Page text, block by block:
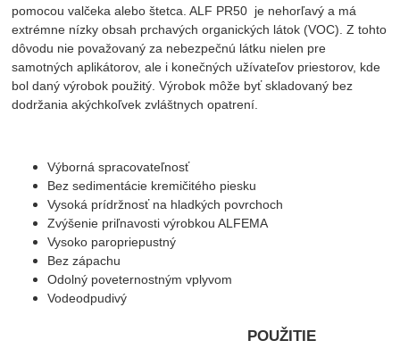
pomocou valčeka alebo štetca. ALF PR50 je nehorľavý a má
extrémne nízky obsah prchavých organických látok (VOC). Z tohto
dôvodu nie považovaný za nebezpečnú látku nielen pre
samotných aplikátorov, ale i konečných užívateľov priestorov, kde
bol daný výrobok použitý. Výrobok môže byť skladovaný bez
dodržania akýchkoľvek zvláštnych opatrení.
Výborná spracovateľnosť
Bez sedimentácie kremičitého piesku
Vysoká prídržnosť na hladkých povrchoch
Zvýšenie priľnavosti výrobkou ALFEMA
Vysoko paropriepustný
Bez zápachu
Odolný poveternostným vplyvom
Vodeodpudivý
POUŽITIE